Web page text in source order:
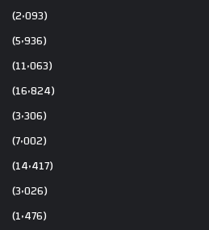
(2٬093)
(5٬936)
(11٬063)
(16٬824)
(3٬306)
(7٬002)
(14٬417)
(3٬026)
(1٬476)